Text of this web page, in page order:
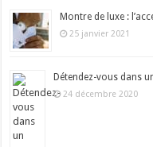
Montre de luxe :
25 janvier 2021
Détendez-vous dans
24 décembre 2020